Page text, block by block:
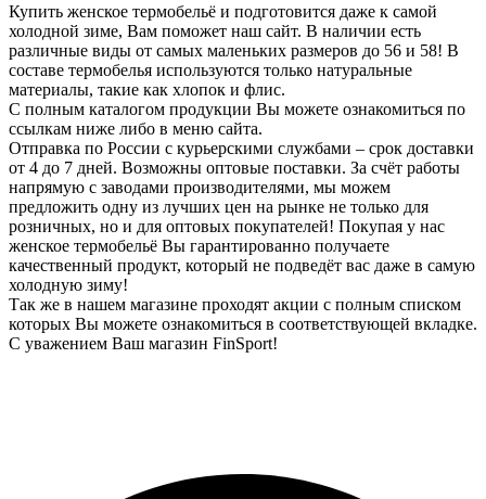
Купить женское термобельё и подготовится даже к самой
холодной зиме, Вам поможет наш сайт. В наличии есть
различные виды от самых маленьких размеров до 56 и 58! В
составе термобелья используются только натуральные
материалы, такие как хлопок и флис.
С полным каталогом продукции Вы можете ознакомиться по
ссылкам ниже либо в меню сайта.
Отправка по России с курьерскими службами – срок доставки
от 4 до 7 дней. Возможны оптовые поставки. За счёт работы
напрямую с заводами производителями, мы можем
предложить одну из лучших цен на рынке не только для
розничных, но и для оптовых покупателей! Покупая у нас
женское термобельё Вы гарантированно получаете
качественный продукт, который не подведёт вас даже в самую
холодную зиму!
Так же в нашем магазине проходят акции с полным списком
которых Вы можете ознакомиться в соответствующей вкладке.
С уважением Ваш магазин FinSport!